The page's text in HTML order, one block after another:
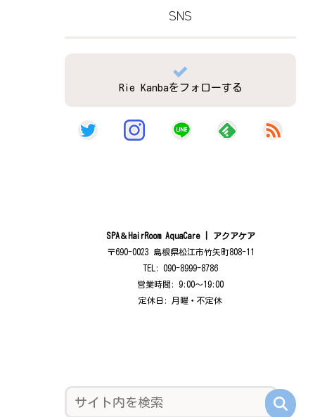
SNS
Rie Kanbaをフォローする
SPA＆HairRoom AquaCare | アクアケア
〒690-0023 島根県松江市竹矢町808-11
TEL: 090-8999-8786
営業時間: 9:00〜19:00
定休日: 月曜・不定休